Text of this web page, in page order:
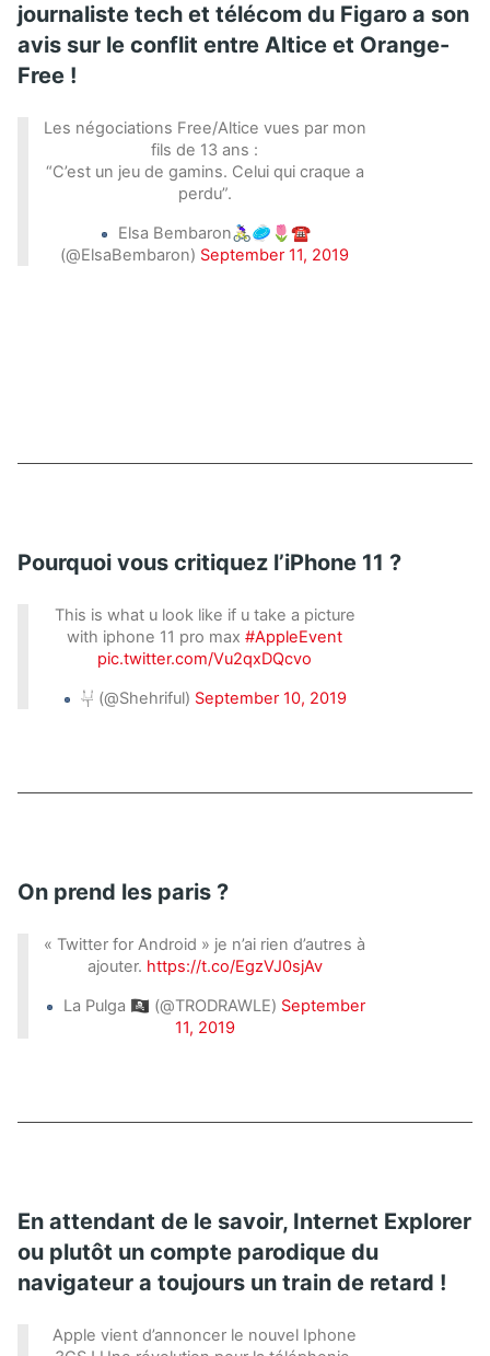
journaliste tech et télécom du Figaro a son
avis sur le conflit entre Altice et Orange-
Free !
Les négociations Free/Altice vues par mon
fils de 13 ans :
“C’est un jeu de gamins. Celui qui craque a
perdu”.
Elsa Bembaron🚴🏻‍♀️🥏🌷☎️
(@ElsaBembaron) September 11, 2019
Pourquoi vous critiquez l’iPhone 11 ?
This is what u look like if u take a picture
with iphone 11 pro max #AppleEvent
pic.twitter.com/Vu2qxDQcvo
𓂔 (@Shehriful) September 10, 2019
On prend les paris ?
« Twitter for Android » je n’ai rien d’autres à
ajouter. https://t.co/EgzVJ0sjAv
La Pulga 🏴‍☠️ (@TRODRAWLE) September
11, 2019
En attendant de le savoir, Internet Explorer
ou plutôt un compte parodique du
navigateur a toujours un train de retard !
Apple vient d’annoncer le nouvel Iphone